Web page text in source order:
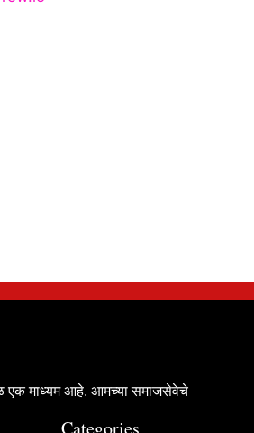
एक माध्यम आहे. आमच्या समाजसेवेचे
Categories